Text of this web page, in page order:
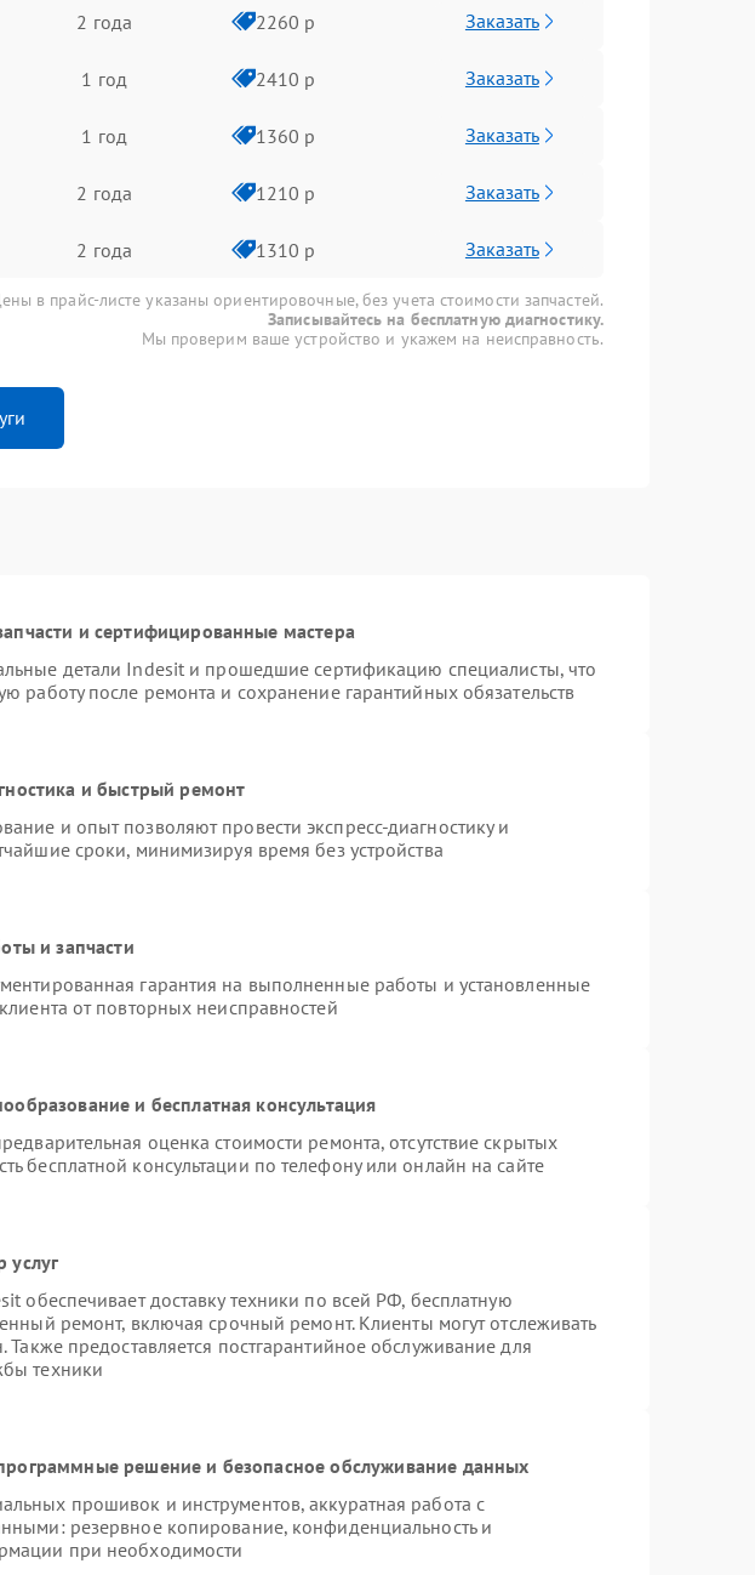
2 года 2260 р Заказать
1 год 2410 р Заказать
1 год 1360 р Заказать
2 года 1210 р Заказать
2 года 1310 р Заказать
в прайс-листе указаны ориентировочные, без учета стоимости запчастей.
Записывайтесь на бесплатную диагностику.
Мы проверим ваше устройство и укажем на неисправность.
и сертифицированные мастера
детали Indesit и прошедшие сертификацию специалисты, что
работу после ремонта и сохранение гарантийных обязательств
и быстрый ремонт
и опыт позволяют провести экспресс-диагностику и
сроки, минимизируя время без устройства
и запчасти
гарантия на выполненные работы и установленные
от повторных неисправностей
и бесплатная консультация
оценка стоимости ремонта, отсутствие скрытых
бесплатной консультации по телефону или онлайн на сайте
услуг
обеспечивает доставку техники по всей РФ, бесплатную
ремонт, включая срочный ремонт. Клиенты могут отслеживать
Также предоставляется постгарантийное обслуживание для
техники
решение и безопасное обслуживание данных
прошивок и инструментов, аккуратная работа с
резервное копирование, конфиденциальность и
при необходимости